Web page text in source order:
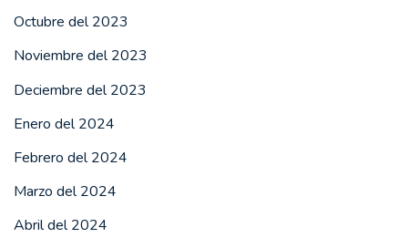
Octubre del 2023
Noviembre del 2023
Deciembre del 2023
Enero del 2024
Febrero del 2024
Marzo del 2024
Abril del 2024